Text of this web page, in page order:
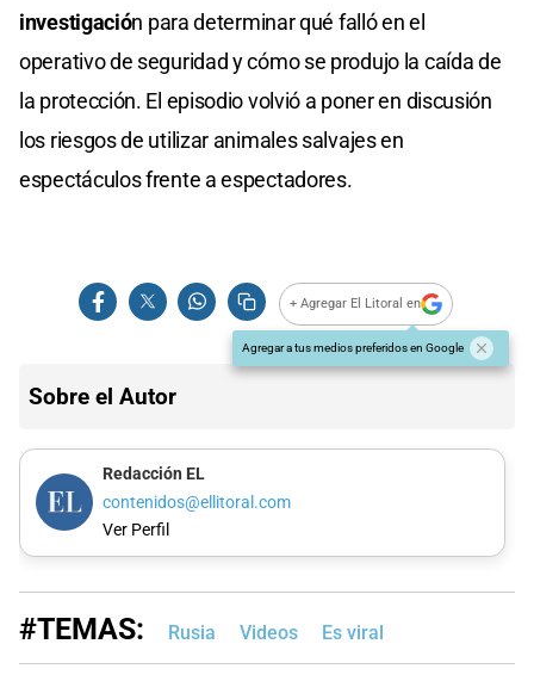
investigación para determinar qué falló en el
operativo de seguridad y cómo se produjo la caída de
la protección. El episodio volvió a poner en discusión
los riesgos de utilizar animales salvajes en
espectáculos frente a espectadores.
+ Agregar El Litoral en
Agregar a tus medios preferidos en Google
Sobre el Autor
Redacción EL
contenidos@ellitoral.com
Ver Perfil
#TEMAS: Rusia Videos Es viral